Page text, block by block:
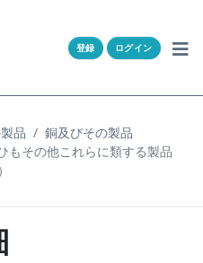
登録 ログイン
品
銅及びその製品
もその他これらに類する製品